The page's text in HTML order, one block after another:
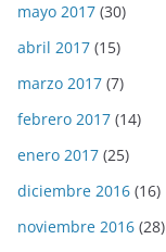
mayo 2017 (30)
abril 2017 (15)
marzo 2017 (7)
febrero 2017 (14)
enero 2017 (25)
diciembre 2016 (16)
noviembre 2016 (28)